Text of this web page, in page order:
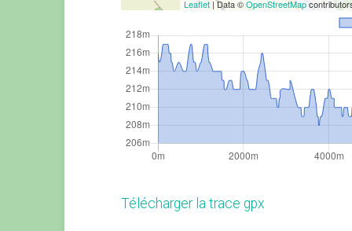
Leaflet | Data ©OpenStreetMap
Télécharger la trace gpx